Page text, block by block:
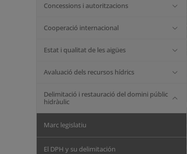
Concessions i autoritzacions
Cooperació internacional
Estat i qualitat de les aigües
Avaluació dels recursos hídrics
Delimitació i restauració del domini públic
hidràulic
Marc legislatiu
El DPH y su delimitación